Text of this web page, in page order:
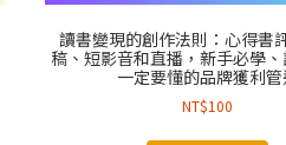
讀書變現的創作法則：心得書
稿、短影音和直播，新手必學
一定要懂的品牌獲利
NT$100